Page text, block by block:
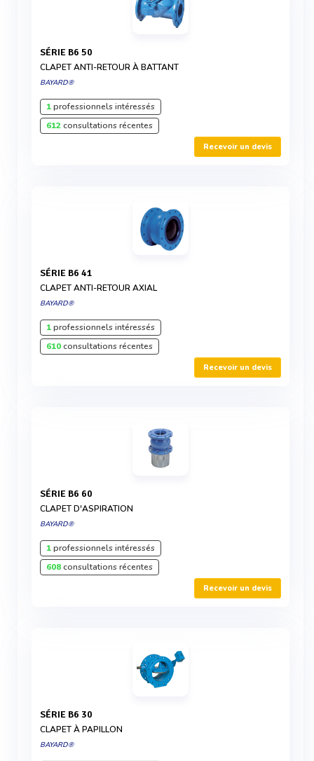
SÉRIE B6 50
CLAPET ANTI-RETOUR À BATTANT
BAYARD®
1professionnels intéressés
612consultations récentes
Recevoir un devis
SÉRIE B6 41
CLAPET ANTI-RETOUR AXIAL
BAYARD®
1professionnels intéressés
610consultations récentes
Recevoir un devis
SÉRIE B6 60
CLAPET D'ASPIRATION
BAYARD®
1professionnels intéressés
608consultations récentes
Recevoir un devis
SÉRIE B6 30
CLAPET À PAPILLON
BAYARD®